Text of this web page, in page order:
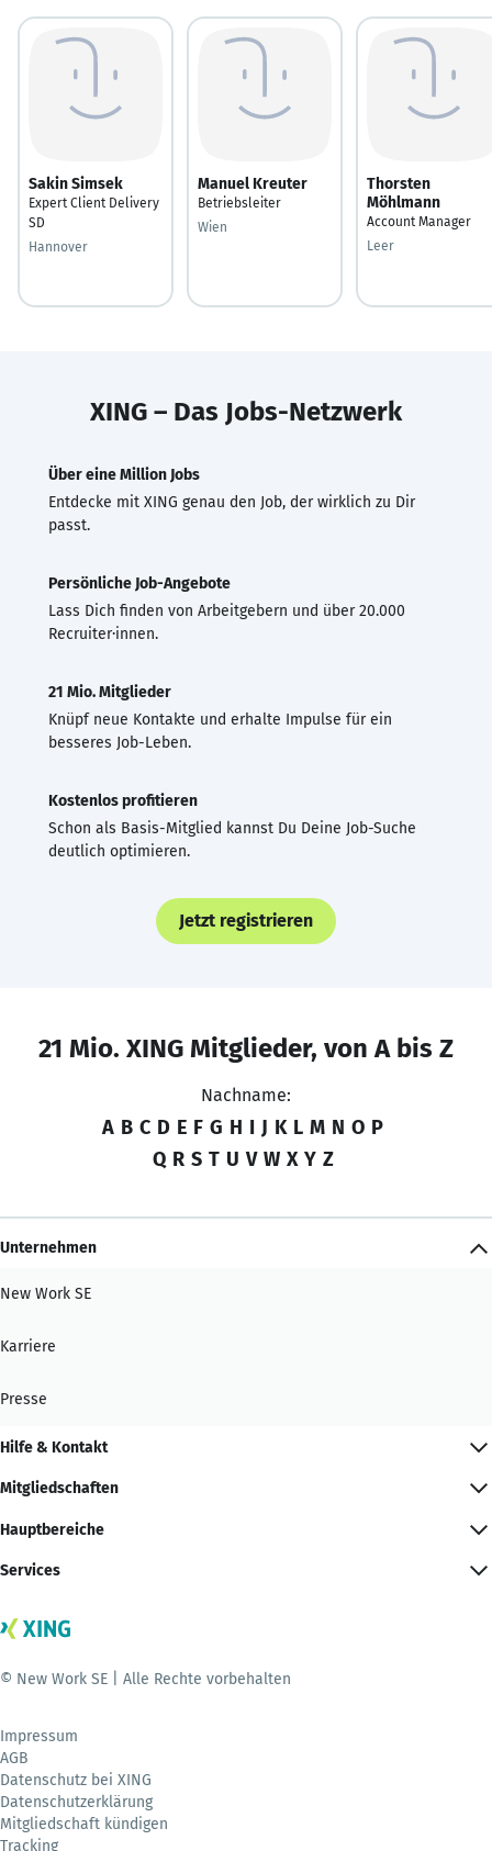
Sakin Simsek
Expert Client Delivery
SD
Hannover
Manuel Kreuter
Betriebsleiter
Wien
Thorsten
Möhlmann
Account Manager
Leer
XING – Das Jobs-Netzwerk
Über eine Million Jobs
Entdecke mit XING genau den Job, der wirklich zu Dir
passt.
Persönliche Job-Angebote
Lass Dich finden von Arbeitgebern und über 20.000
Recruiter·innen.
21 Mio. Mitglieder
Knüpf neue Kontakte und erhalte Impulse für ein
besseres Job-Leben.
Kostenlos profitieren
Schon als Basis-Mitglied kannst Du Deine Job-Suche
deutlich optimieren.
Jetzt registrieren
21 Mio. XING Mitglieder, von A bis Z
Nachname:
A B C D E F G H I J K L M N O P
Q R S T U V W X Y Z
Unternehmen
New Work SE
Karriere
Presse
Hilfe & Kontakt
Mitgliedschaften
Hauptbereiche
Services
© New Work SE | Alle Rechte vorbehalten
Impressum
AGB
Datenschutz bei XING
Datenschutzerklärung
Mitgliedschaft kündigen
Tracking